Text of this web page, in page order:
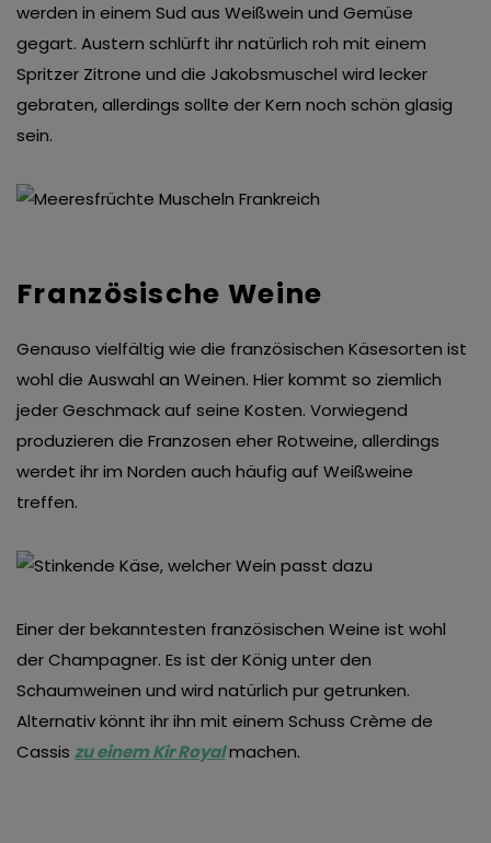
werden in einem Sud aus Weißwein und Gemüse
gegart. Austern schlürft ihr natürlich roh mit einem
Spritzer Zitrone und die Jakobsmuschel wird lecker
gebraten, allerdings sollte der Kern noch schön glasig
sein.
Französische Weine
Genauso vielfältig wie die französischen Käsesorten ist
wohl die Auswahl an Weinen. Hier kommt so ziemlich
jeder Geschmack auf seine Kosten. Vorwiegend
produzieren die Franzosen eher Rotweine, allerdings
werdet ihr im Norden auch häufig auf Weißweine
treffen.
Einer der bekanntesten französischen Weine ist wohl
der Champagner. Es ist der König unter den
Schaumweinen und wird natürlich pur getrunken.
Alternativ könnt ihr ihn mit einem Schuss Crème de
Cassis zu einem Kir Royalmachen.